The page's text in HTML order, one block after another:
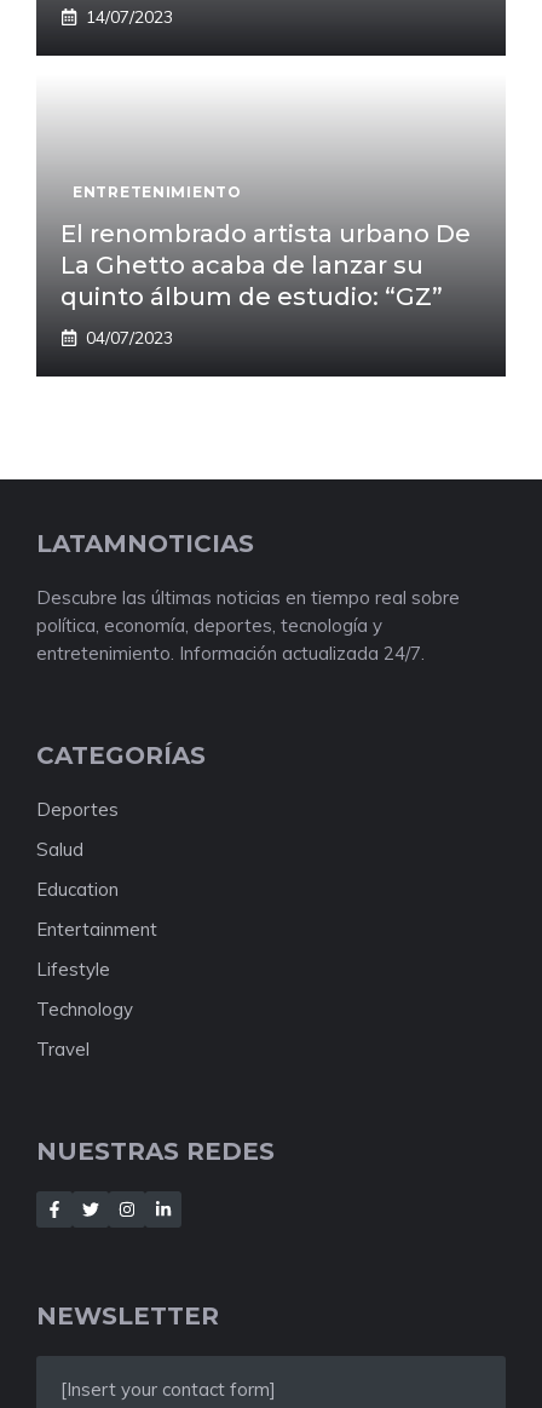
14/07/2023
ENTRETENIMIENTO
El renombrado artista urbano De
La Ghetto acaba de lanzar su
quinto álbum de estudio: “GZ”
04/07/2023
LATAMNOTICIAS
Descubre las últimas noticias en tiempo real sobre
política, economía, deportes, tecnología y
entretenimiento. Información actualizada 24/7.
CATEGORÍAS
Deportes
Salud
Education
Entertainment
Lifestyle
Technology
Travel
NUESTRAS REDES
NEWSLETTER
[Insert your contact form]